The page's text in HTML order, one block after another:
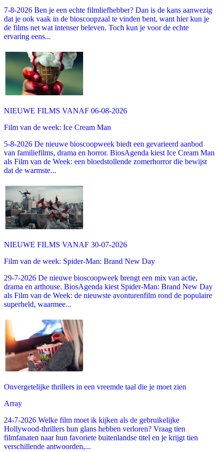
7-8-2026 Ben je een echte filmliefhebber? Dan is de kans aanwezig
dat je ook vaak in de bioscoopzaal te vinden bent, want hier kun je
de films net wat intenser beleven. Toch kun je voor de echte
ervaring eens...
NIEUWE FILMS VANAF 06-08-2026
Film van de week: Ice Cream Man
5-8-2026 De nieuwe bioscoopweek biedt een gevarieerd aanbod
van familiefilms, drama en horror. BiosAgenda kiest Ice Cream Man
als Film van de Week: een bloedstollende zomerhorror die bewijst
dat de warmste...
NIEUWE FILMS VANAF 30-07-2026
Film van de week: Spider-Man: Brand New Day
29-7-2026 De nieuwe bioscoopweek brengt een mix van actie,
drama en arthouse. BiosAgenda kiest Spider-Man: Brand New Day
als Film van de Week: de nieuwste avonturenfilm rond de populaire
superheld, waarmee...
Onvergetelijke thrillers in een vreemde taal die je moet zien
Array
24-7-2026 Welke film moet ik kijken als de gebruikelijke
Hollywood-thrillers hun glans hebben verloren? Vraag tien
filmfanaten naar hun favoriete buitenlandse titel en je krijgt tien
verschillende antwoorden,...